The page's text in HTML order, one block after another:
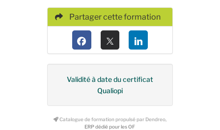
Partager cette formation
Validité à date du certificat
Qualiopi
Catalogue de formation propulsé par Dendreo,
ERP dédié pour les OF